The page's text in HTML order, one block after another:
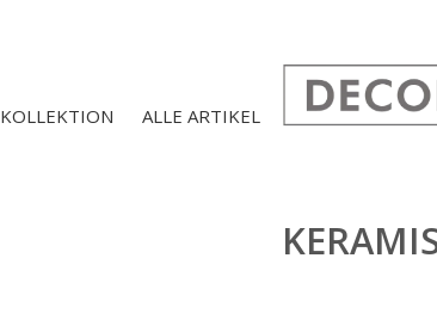
KOLLEKTION ALLE ARTIKEL